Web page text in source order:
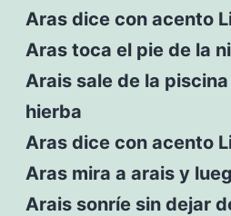
Aras dice con acento
Aras toca el pie de la
Arais sale de la
hierba
Aras dice con acento
Aras mira a arais y
Arais sonríe sin dejar